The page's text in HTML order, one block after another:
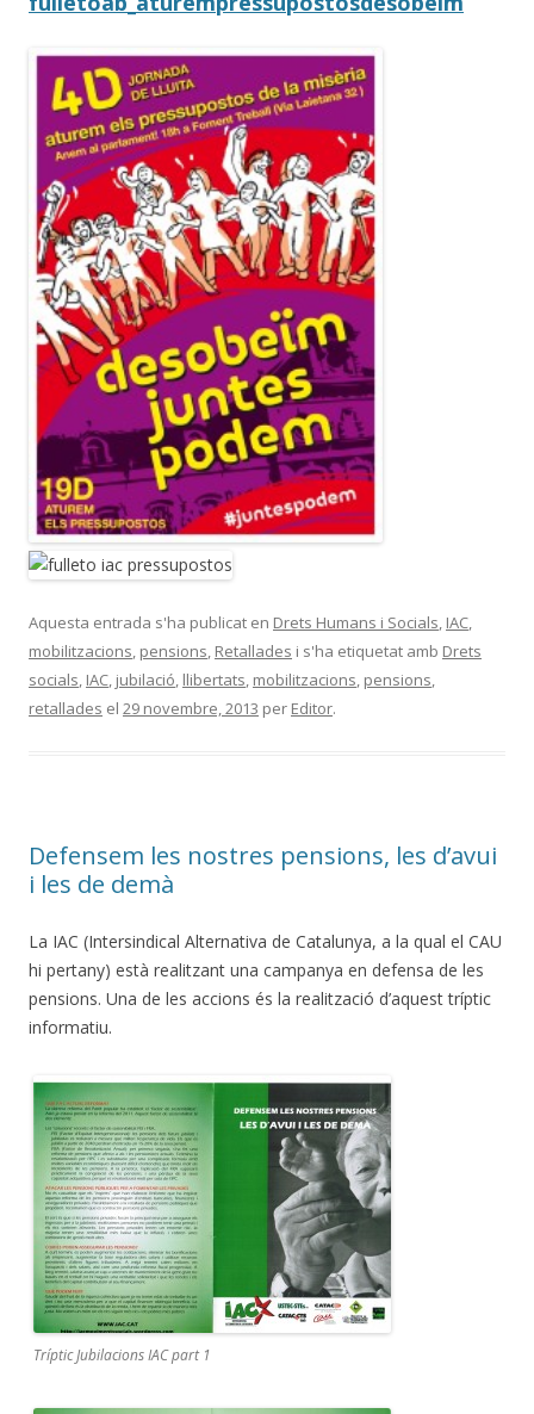
Aquesta entrada s'ha publicat en Drets Humans i Socials, IAC,
mobilitzacions, pensions, Retallades i s'ha etiquetat amb Drets
socials, IAC, jubilació, llibertats, mobilitzacions, pensions,
retallades el 29 novembre, 2013 per Editor.
Defensem les nostres pensions, les d’avui
i les de demà
La IAC (Intersindical Alternativa de Catalunya, a la qual el CAU
hi pertany) està realitzant una campanya en defensa de les
pensions. Una de les accions és la realització d’aquest tríptic
informatiu.
Tríptic Jubilacions IAC part 1